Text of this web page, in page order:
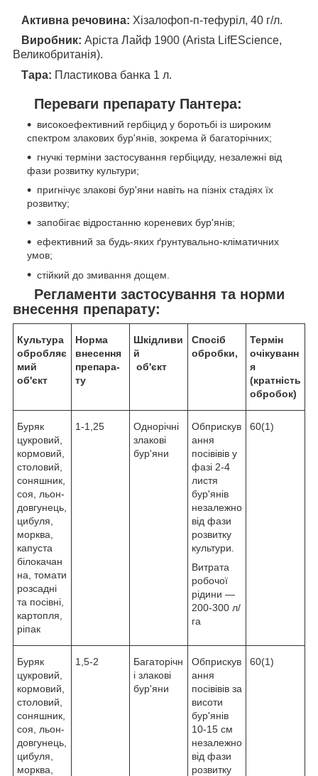
Активна речовина: Хізалофоп-п-тефуріл, 40 г/л.
Виробник: Аріста Лайф 1900 (Arista LifEScience,
Великобританія).
Тара: Пластикова банка 1 л.
Переваги препарату Пантера:
високоефективний гербіцид у боротьбі із широким
спектром злакових бур'янів, зокрема й багаторічних;
гнучкі терміни застосування гербіциду, незалежні від
фази розвитку культури;
пригнічує злакові бур'яни навіть на пізніх стадіях їх
розвитку;
запобігає відростанню кореневих бур'янів;
ефективний за будь-яких ґрунтувально-кліматичних
умов;
стійкий до змивання дощем.
Регламенти застосування та норми
внесення препарату:
Культура
обробляє
мий
об'єкт
Норма
внесення
пре­па­ра­
ту
Шкідливи
й
об'єкт
Спосіб
обробки,
Термін
очікуванн
я
(кратність
об­ро­бок)
Буряк
цукровий,
кормовий,
столовий,
соняшник,
соя, льон-
довгунець,
цибуля,
морква,
капуста
білокачан
на, томати
розсадні
та посівні,
картопля,
ріпак
1-1,25
Однорічні
злакові
бур'яни
Обприскув
ання
посівівів у
фазі 2-4
листя
бур'янів
незалежно
від фази
розвитку
культури.
Витрата
робочої
рідини —
200-300 л/
га
60(1)
Буряк
цукровий,
кормовий,
столовий,
соняшник,
соя, льон-
довгунець,
цибуля,
морква,
1,5-2
Багаторічн
і злакові
бур'яни
Обприскув
ання
посівівів за
висоти
бур'янів
10-15 см
незалежно
від фази
розвитку
60(1)